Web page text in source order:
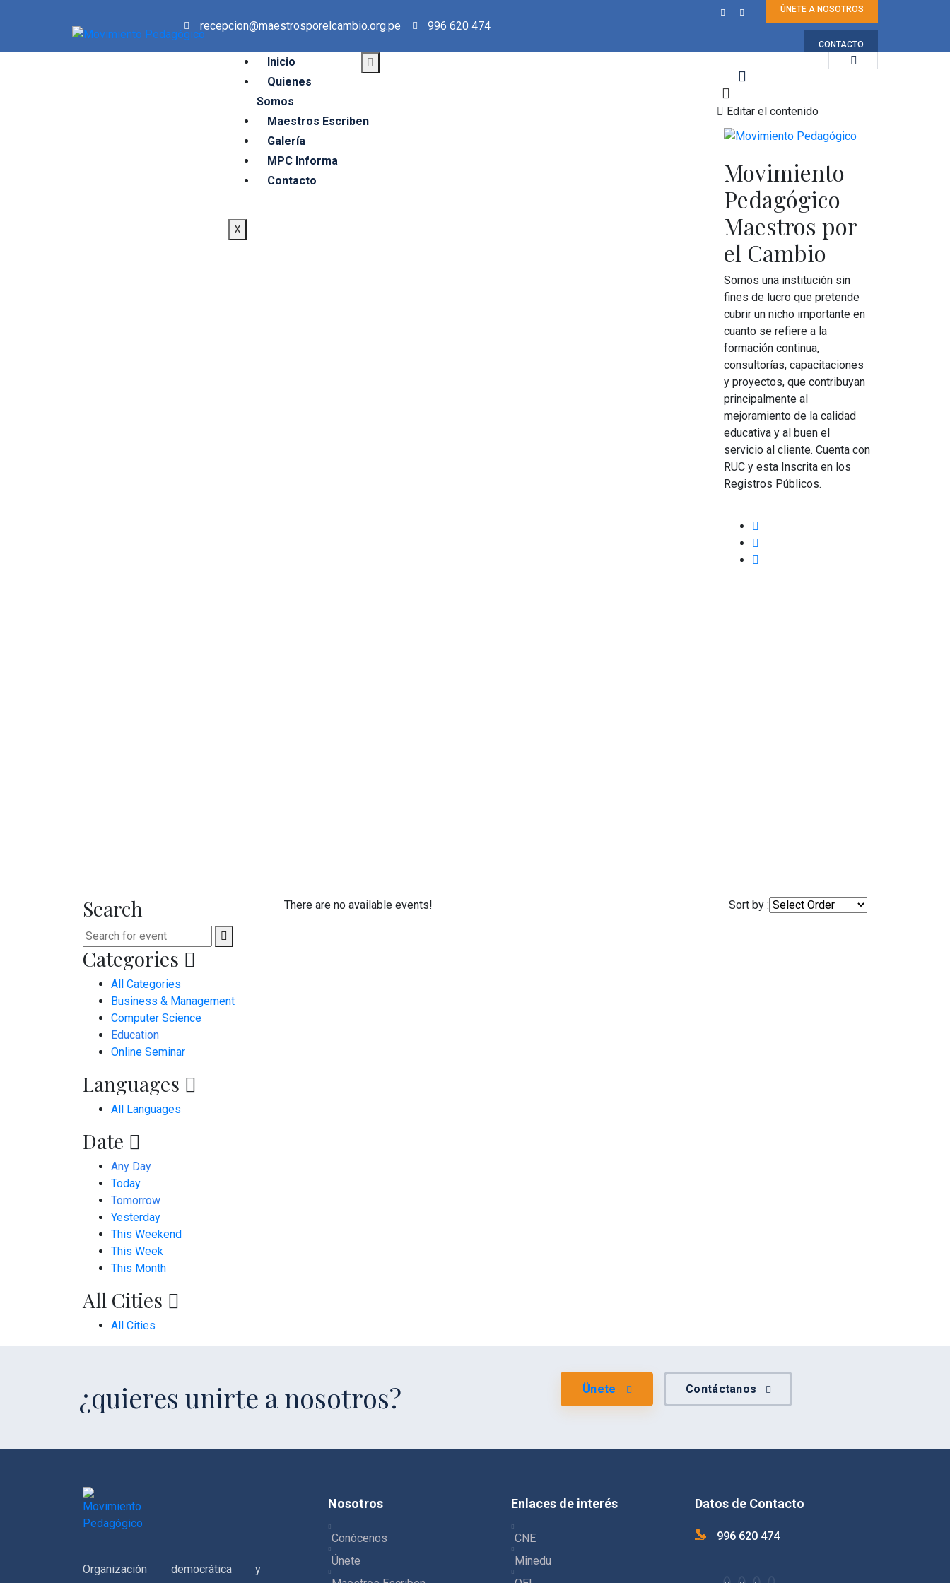
recepcion@maestrosporelcambio.org.pe 996 620 474
ÚNETE A NOSOTROS
CONTACTO
Inicio
Quienes
Somos
Maestros Escriben
Galería
MPC Informa
Contacto
X
Editar el contenido
Movimiento
Pedagógico
Maestros por
el Cambio
Somos una institución sin
fines de lucro que pretende
cubrir un nicho importante en
cuanto se refiere a la
formación continua,
consultorías, capacitaciones
y proyectos, que contribuyan
principalmente al
mejoramiento de la calidad
educativa y al buen el
servicio al cliente. Cuenta con
RUC y esta Inscrita en los
Registros Públicos.
Search
Categories
All Categories
Business & Management
Computer Science
Education
Online Seminar
Languages
All Languages
Date
Any Day
Today
Tomorrow
Yesterday
This Weekend
This Week
This Month
All Cities
All Cities
There are no available events! Sort by :
¿quieres unirte a nosotros? Ünete Contáctanos
Organización democrática y
Nosotros
Conócenos
Únete
Enlaces de interés
CNE
Minedu
Datos de Contacto
996 620 474